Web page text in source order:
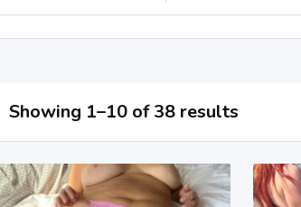
Showing 1–10 of 38 results